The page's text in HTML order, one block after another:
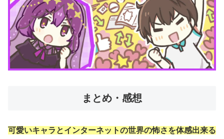
まとめ・感想
可愛いキャラとインターネットの世界の怖さを体感出来る